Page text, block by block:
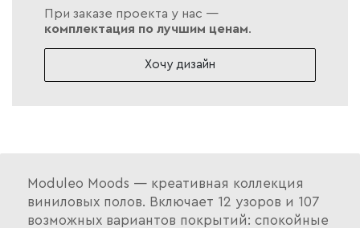
При заказе проекта у нас —
комплектация по лучшим ценам.
Хочу дизайн
Moduleo Moods — креативная коллекция
виниловых полов. Включает 12 узоров и 107
возможных вариантов покрытий: спокойные